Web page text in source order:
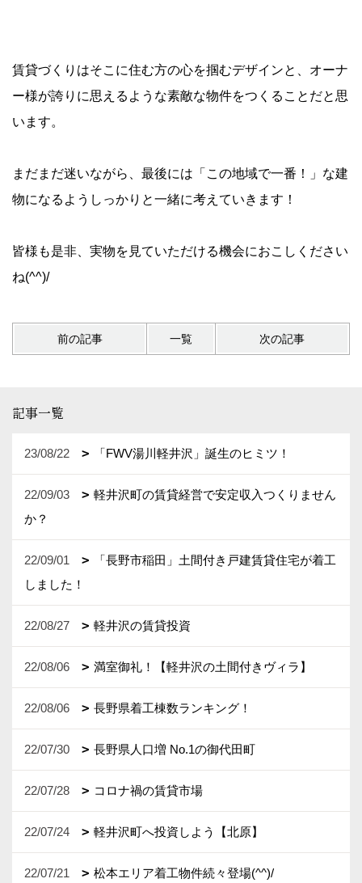
賃貸づくりはそこに住む方の心を掴むデザインと、オーナ
ー様が誇りに思えるような素敵な物件をつくることだと思
います。
まだまだ迷いながら、最後には「この地域で一番！」な建
物になるようしっかりと一緒に考えていきます！
皆様も是非、実物を見ていただける機会におこしください
ね(^^)/
前の記事 一覧 次の記事
記事一覧
23/08/22 「FWV湯川軽井沢」誕生のヒミツ！
22/09/03
軽井沢町の賃貸経営で安定収入つくりません
か？
22/09/01
「長野市稲田」土間付き戸建賃貸住宅が着工
しました！
22/08/27 軽井沢の賃貸投資
22/08/06 満室御礼！【軽井沢の土間付きヴィラ】
22/08/06 長野県着工棟数ランキング！
22/07/30 長野県人口増 No.1の御代田町
22/07/28 コロナ禍の賃貸市場
22/07/24 軽井沢町へ投資しよう【北原】
22/07/21 松本エリア着工物件続々登場(^^)/